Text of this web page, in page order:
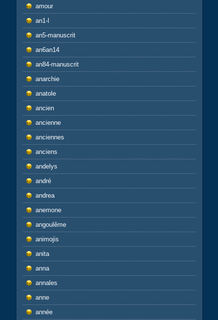
amour
an1-l
an5-manuscrit
an6an14
an84-manuscrit
anarchie
anatole
ancien
ancienne
anciennes
anciens
andelys
andré
andrea
anemone
angoulême
animojis
anita
anna
annales
anne
année